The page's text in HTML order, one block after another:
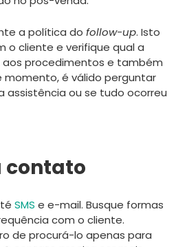
a política do follow-up. Isto
o cliente e verifique qual a
procedimentos e também
momento, é válido perguntar
assistência ou se tudo ocorreu
contato
SMS e e-mail. Busque formas
com o cliente.
de procurá-lo apenas para